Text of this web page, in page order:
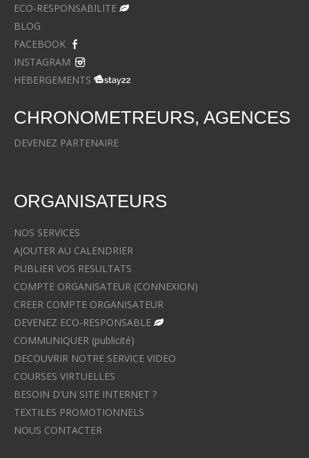
ECO-RESPONSABILITE
BLOG
FACEBOOK
INSTAGRAM
HEBERGEMENTS
CHRONOMETREURS, AGENCES
DEVENEZ PARTENAIRE
ORGANISATEURS
NOS SERVICES
AJOUTER AU CALENDRIER
PUBLIER VOS RESULTATS
COMPTE ORGANISATEUR (CONNEXION)
CREER COMPTE ORGANISATEUR
DEVENEZ ECO-RESPONSABLE
COMMUNIQUER (publicité)
DECOUVRIR NOTRE SERVICE VIDEO
COURSES VIRTUELLES
BESOIN D'UN SITE INTERNET ?
TEXTILES PROMOTIONNELS
NOUS CONTACTER